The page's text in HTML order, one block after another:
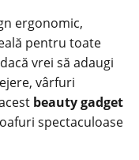
ergonomic,
pentru toate
vrei să adaugi
vârfuri
beauty gadget
spectaculoase